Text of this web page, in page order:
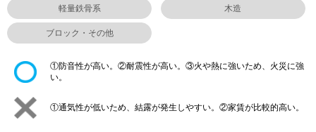
軽量鉄骨系 木造
ブロック・その他
①防音性が高い。②耐震性が高い。③火や熱に強いため、火災に強
い。
①通気性が低いため、結露が発生しやすい。②家賃が比較的高い。